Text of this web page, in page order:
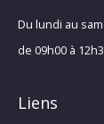
Du lundi au
de 09h00 à
Liens